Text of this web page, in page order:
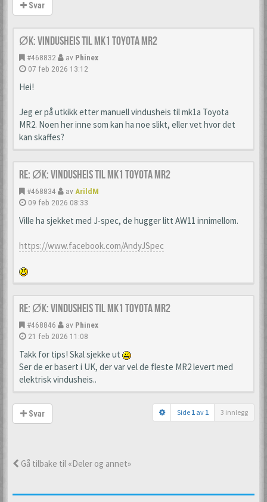
Svar
ØK: Vindusheis til mk1 Toyota MR2
#468832 av Phinex
07 feb 2026 13:12
Hei!
Jeg er på utkikk etter manuell vindusheis til mk1a Toyota
MR2. Noen her inne som kan ha noe slikt, eller vet hvor det
kan skaffes?
Re: ØK: Vindusheis til mk1 Toyota MR2
#468834 av ArildM
09 feb 2026 08:33
Ville ha sjekket med J-spec, de hugger litt AW11 innimellom.
https://www.facebook.com/AndyJSpec
Re: ØK: Vindusheis til mk1 Toyota MR2
#468846 av Phinex
21 feb 2026 11:08
Takk for tips! Skal sjekke ut
Ser de er basert i UK, der var vel de fleste MR2 levert med
elektrisk vindusheis..
Svar Side 1 av 1 3 innlegg
Gå tilbake til «Deler og annet»